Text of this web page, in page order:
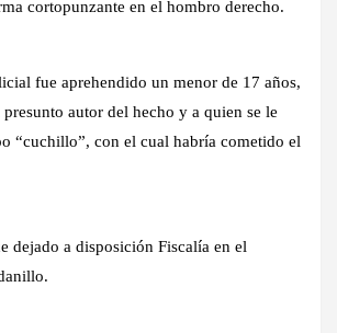
cortopunzante en el hombro derecho.
fue aprehendido un menor de 17 años,
presunto autor del hecho y a quien se le
“cuchillo”, con el cual habría cometido el
dejado a disposición Fiscalía en el